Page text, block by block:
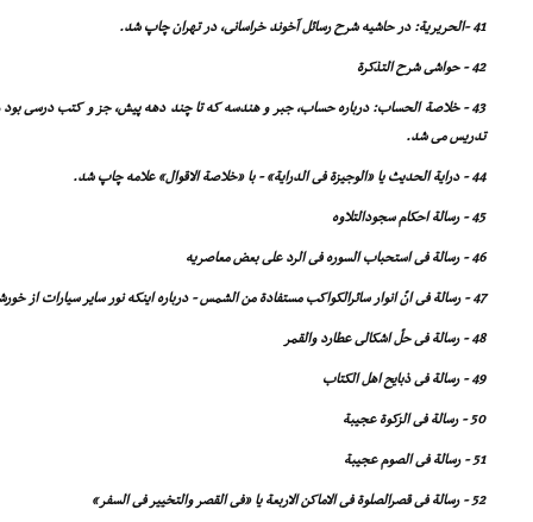
41 -الحریریة: در حاشیه شرح رسائل آخوند خراسانى، در تهران چاپ شد.
42 - حواشى شرح التذکرة
43 - خلاصة الحساب: درباره حساب، جبر و هندسه که تا چند دهه پیش، جز و کتب درسى
تدریس مى شد.
44 - درایة الحدیث یا «الوجیزة فى الدرایة» - با «خلاصة الاقوال» علامه چاپ شد.
45 - رسالة احکام سجودالتلاوه
46 - رسالة فى استحباب السوره فى الرد على بعض معاصریه
47 - رسالة فى انّ انوار سائرالکواکب مستفادة من الشمس - درباره اینکه نور سایر سیارات از خورشید گرفته شده است.
48 - رسالة فى حلّ اشکالى عطارد والقمر
49 - رسالة فى ذبایح اهل الکتاب
50 - رسالة فى الزکوة عجیبة
51 - رسالة فى الصوم عجیبة
52 - رسالة فى قصرالصلوة فى الاماکن الاربعة یا «فى القصر والتخییر فى السفر»